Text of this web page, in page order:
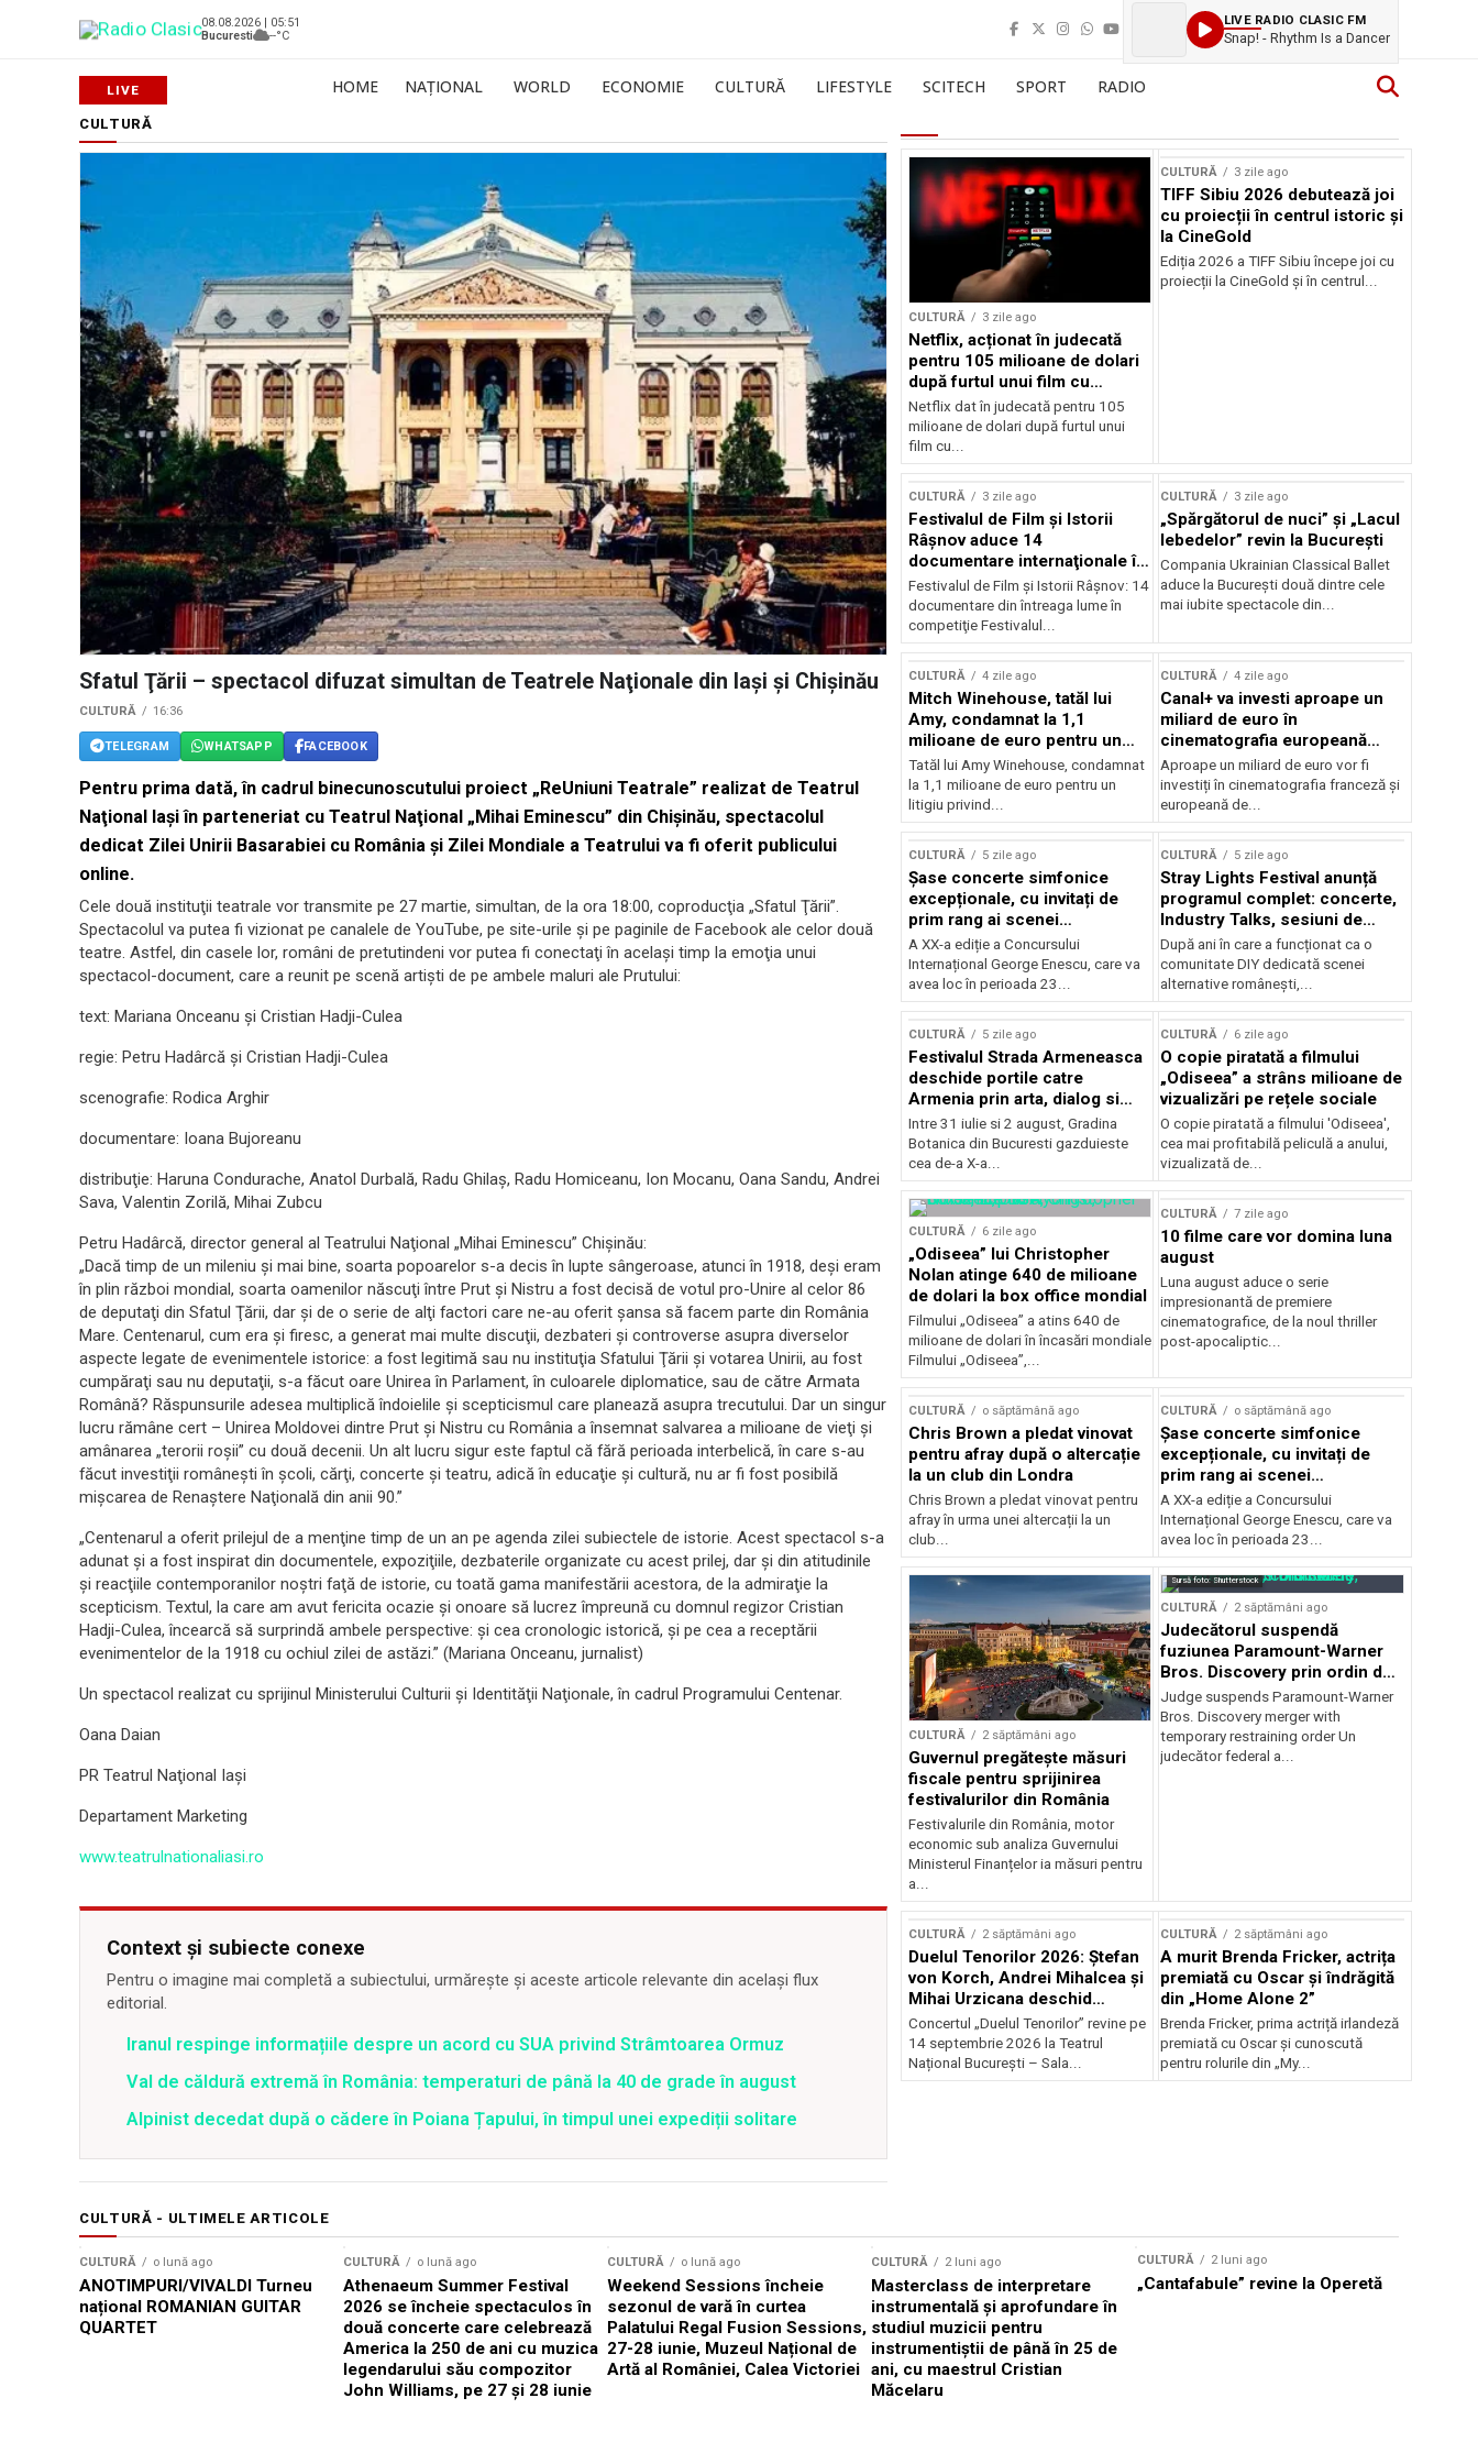
08.08.2026 | 05:51
Bucuresti
--°C
LIVE RADIO CLASIC FM
Snap! - Rhythm Is a Dancer
HOME NAȚIONAL WORLD ECONOMIE CULTURĂ LIFESTYLE SCITECH SPORT RADIO
CULTURĂ
Sfatul Ţării – spectacol difuzat simultan de Teatrele Naţionale din Iaşi şi Chişinău
CULTURĂ 16:36
TELEGRAM WHATSAPP FACEBOOK
Pentru prima dată, în cadrul binecunoscutului proiect „ReUniuni Teatrale” realizat de Teatrul
Naţional Iaşi în parteneriat cu Teatrul Naţional „Mihai Eminescu” din Chişinău, spectacolul
dedicat Zilei Unirii Basarabiei cu România şi Zilei Mondiale a Teatrului va fi oferit publicului
online.
Cele două instituţii teatrale vor transmite pe 27 martie, simultan, de la ora 18:00, coproducţia „Sfatul Ţării”.
Spectacolul va putea fi vizionat pe canalele de YouTube, pe site-urile şi pe paginile de Facebook ale celor două
teatre. Astfel, din casele lor, români de pretutindeni vor putea fi conectaţi în acelaşi timp la emoţia unui
spectacol-document, care a reunit pe scenă artişti de pe ambele maluri ale Prutului:
text: Mariana Onceanu şi Cristian Hadji-Culea
regie: Petru Hadârcă şi Cristian Hadji-Culea
scenografie: Rodica Arghir
documentare: Ioana Bujoreanu
distribuţie: Haruna Condurache, Anatol Durbală, Radu Ghilaş, Radu Homiceanu, Ion Mocanu, Oana Sandu, Andrei
Sava, Valentin Zorilă, Mihai Zubcu
Petru Hadârcă, director general al Teatrului Naţional „Mihai Eminescu” Chişinău:
„Dacă timp de un mileniu şi mai bine, soarta popoarelor s-a decis în lupte sângeroase, atunci în 1918, deşi eram
în plin război mondial, soarta oamenilor născuţi între Prut şi Nistru a fost decisă de votul pro-Unire al celor 86
de deputaţi din Sfatul Ţării, dar şi de o serie de alţi factori care ne-au oferit şansa să facem parte din România
Mare. Centenarul, cum era şi firesc, a generat mai multe discuţii, dezbateri şi controverse asupra diverselor
aspecte legate de evenimentele istorice: a fost legitimă sau nu instituţia Sfatului Ţării şi votarea Unirii, au fost
cumpăraţi sau nu deputaţii, s-a făcut oare Unirea în Parlament, în culoarele diplomatice, sau de către Armata
Română? Răspunsurile adesea multiplică îndoielile şi scepticismul care planează asupra trecutului. Dar un singur
lucru rămâne cert – Unirea Moldovei dintre Prut şi Nistru cu România a însemnat salvarea a milioane de vieţi şi
amânarea „terorii roşii” cu două decenii. Un alt lucru sigur este faptul că fără perioada interbelică, în care s-au
făcut investiţii româneşti în şcoli, cărţi, concerte şi teatru, adică în educaţie şi cultură, nu ar fi fost posibilă
mişcarea de Renaştere Naţională din anii 90.”
„Centenarul a oferit prilejul de a menţine timp de un an pe agenda zilei subiectele de istorie. Acest spectacol s-a
adunat şi a fost inspirat din documentele, expoziţiile, dezbaterile organizate cu acest prilej, dar şi din atitudinile
şi reacţiile contemporanilor noştri faţă de istorie, cu toată gama manifestării acestora, de la admiraţie la
scepticism. Textul, la care am avut fericita ocazie şi onoare să lucrez împreună cu domnul regizor Cristian
Hadji-Culea, încearcă să surprindă ambele perspective: şi cea cronologic istorică, şi pe cea a receptării
evenimentelor de la 1918 cu ochiul zilei de astăzi.” (Mariana Onceanu, jurnalist)
Un spectacol realizat cu sprijinul Ministerului Culturii şi Identităţii Naţionale, în cadrul Programului Centenar.
Oana Daian
PR Teatrul Naţional Iaşi
Departament Marketing
www.teatrulnationaliasi.ro
Context și subiecte conexe
Pentru o imagine mai completă a subiectului, urmărește și aceste articole relevante din același flux
editorial.
Iranul respinge informațiile despre un acord cu SUA privind Strâmtoarea Ormuz
Val de căldură extremă în România: temperaturi de până la 40 de grade în august
Alpinist decedat după o cădere în Poiana Țapului, în timpul unei expediții solitare
CULTURĂ 3 zile ago
Netflix, acționat în judecată
pentru 105 milioane de dolari
după furtul unui film cu
Nicolas Cage
Netflix dat în judecată pentru 105
milioane de dolari după furtul unui
film cu...
CULTURĂ 3 zile ago
TIFF Sibiu 2026 debutează joi
cu proiecții în centrul istoric și
la CineGold
Ediția 2026 a TIFF Sibiu începe joi cu
proiecții la CineGold și în centrul...
CULTURĂ 3 zile ago
Festivalul de Film şi Istorii
Râşnov aduce 14
documentare internaţionale în
premieră
Festivalul de Film şi Istorii Râşnov: 14
documentare din întreaga lume în
competiţie Festivalul...
CULTURĂ 3 zile ago
„Spărgătorul de nuci” și „Lacul
lebedelor” revin la București
Compania Ukrainian Classical Ballet
aduce la București două dintre cele
mai iubite spectacole din...
CULTURĂ 4 zile ago
Mitch Winehouse, tatăl lui
Amy, condamnat la 1,1
milioane de euro pentru un
litigiu pierdut
Tatăl lui Amy Winehouse, condamnat
la 1,1 milioane de euro pentru un
litigiu privind...
CULTURĂ 4 zile ago
Canal+ va investi aproape un
miliard de euro în
cinematografia europeană
până în 2032
Aproape un miliard de euro vor fi
investiți în cinematografia franceză și
europeană de...
CULTURĂ 5 zile ago
Șase concerte simfonice
excepționale, cu invitați de
prim rang ai scenei
internaționale și ansambluri
orchestrale românești de
prestigiu, în programul
Concursului Enescu 2026
A XX-a ediție a Concursului
Internațional George Enescu, care va
avea loc în perioada 23...
CULTURĂ 5 zile ago
Stray Lights Festival anunță
programul complet: concerte,
Industry Talks, sesiuni de
audiție și noi opțiuni de
participare pentru public
După ani în care a funcționat ca o
comunitate DIY dedicată scenei
alternative românești,...
CULTURĂ 5 zile ago
Festivalul Strada Armeneasca
deschide portile catre
Armenia prin arta, dialog si
patrimoniu, intre 31 iulie si 2
august, la Gradina Botanica din
Bucuresti
Intre 31 iulie si 2 august, Gradina
Botanica din Bucuresti gazduieste
cea de-a X-a...
CULTURĂ 6 zile ago
O copie piratată a filmului
„Odiseea” a strâns milioane de
vizualizări pe rețele sociale
O copie piratată a filmului 'Odiseea',
cea mai profitabilă peliculă a anului,
vizualizată de...
CULTURĂ 6 zile ago
„Odiseea” lui Christopher
Nolan atinge 640 de milioane
de dolari la box office mondial
Filmului „Odiseea” a atins 640 de
milioane de dolari în încasări mondiale
Filmului „Odiseea”,...
CULTURĂ 7 zile ago
10 filme care vor domina luna
august
Luna august aduce o serie
impresionantă de premiere
cinematografice, de la noul thriller
post-apocaliptic...
CULTURĂ o săptămână ago
Chris Brown a pledat vinovat
pentru afray după o altercație
la un club din Londra
Chris Brown a pledat vinovat pentru
afray în urma unei altercații la un
club...
CULTURĂ o săptămână ago
Șase concerte simfonice
excepționale, cu invitați de
prim rang ai scenei
internaționale și ansambluri
orchestrale românești de
prestigiu, în programul
Concursului Enescu 2026
A XX-a ediție a Concursului
Internațional George Enescu, care va
avea loc în perioada 23...
CULTURĂ 2 săptămâni ago
Guvernul pregătește măsuri
fiscale pentru sprijinirea
festivalurilor din România
Festivalurile din România, motor
economic sub analiza Guvernului
Ministerul Finanțelor ia măsuri pentru
a...
Sursă foto: Shutterstock
CULTURĂ 2 săptămâni ago
Judecătorul suspendă
fuziunea Paramount-Warner
Bros. Discovery prin ordin de
restricție temporară
Judge suspends Paramount-Warner
Bros. Discovery merger with
temporary restraining order Un
judecător federal a...
CULTURĂ 2 săptămâni ago
Duelul Tenorilor 2026: Ștefan
von Korch, Andrei Mihalcea și
Mihai Urzicana deschid
stagiunea Musical
Extravaganza la TNB
Concertul „Duelul Tenorilor” revine pe
14 septembrie 2026 la Teatrul
Național București – Sala...
CULTURĂ 2 săptămâni ago
A murit Brenda Fricker, actrița
premiată cu Oscar și îndrăgită
din „Home Alone 2”
Brenda Fricker, prima actriță irlandeză
premiată cu Oscar și cunoscută
pentru rolurile din „My...
CULTURĂ - ULTIMELE ARTICOLE
CULTURĂ o lună ago
ANOTIMPURI/VIVALDI Turneu
național ROMANIAN GUITAR
QUARTET
CULTURĂ o lună ago
Athenaeum Summer Festival
2026 se încheie spectaculos în
două concerte care celebrează
America la 250 de ani cu muzica
legendarului său compozitor
John Williams, pe 27 și 28 iunie
CULTURĂ o lună ago
Weekend Sessions încheie
sezonul de vară în curtea
Palatului Regal Fusion Sessions,
27-28 iunie, Muzeul Național de
Artă al României, Calea Victoriei
CULTURĂ 2 luni ago
Masterclass de interpretare
instrumentală și aprofundare în
studiul muzicii pentru
instrumentiștii de până în 25 de
ani, cu maestrul Cristian
Măcelaru
CULTURĂ 2 luni ago
„Cantafabule” revine la Operetă